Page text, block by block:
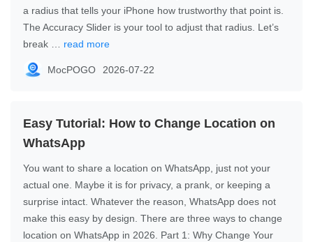
a radius that tells your iPhone how trustworthy that point is.
The Accuracy Slider is your tool to adjust that radius. Let’s
break … read more
MocPOGO 2026-07-22
Easy Tutorial: How to Change Location on
WhatsApp
You want to share a location on WhatsApp, just not your
actual one. Maybe it is for privacy, a prank, or keeping a
surprise intact. Whatever the reason, WhatsApp does not
make this easy by design. There are three ways to change
location on WhatsApp in 2026. Part 1: Why Change Your